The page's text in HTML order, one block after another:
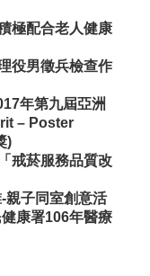
極配合老人健康
役男徵兵檢查作
年第九屆亞洲
– Poster
)
戒菸服務品質改
親子同室創意活
康署106年醫療